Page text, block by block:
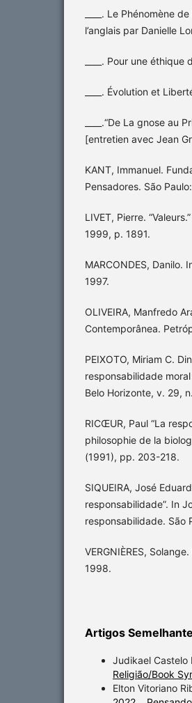
____. Le Phénomène
l’anglais par Danielle
____. Pour une
____. Évolution et
____.“De La gnose
[entretien avec Jean
KANT, Immanuel.
Pensadores. São
LIVET, Pierre.
1999, p. 1891.
MARCONDES, Danilo.
1997.
OLIVEIRA, Manfredo
Contemporânea.
PEIXOTO, Miriam C.
responsabilidade
Belo Horizonte, v. 29,
RICŒUR, Paul “La
philosophie de la
(1991), pp. 203-218.
SIQUEIRA, José
responsabilidade”. In
responsabilidade. São
VERGNIÈRES,
1998.
Artigos
Judikael Castelo
Religião/Book
Elton Vitoriano